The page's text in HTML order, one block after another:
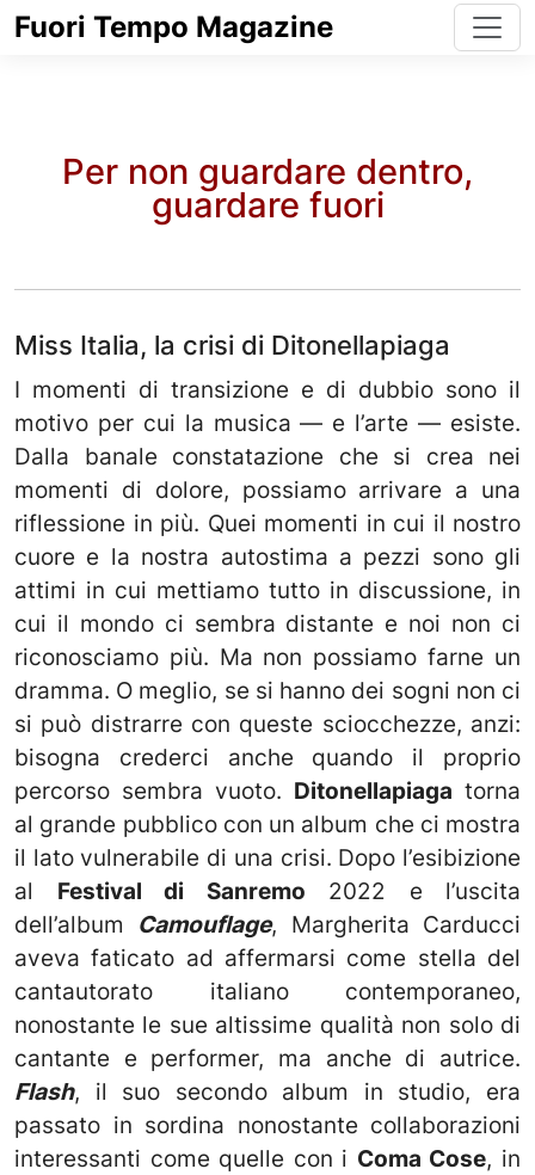
Fuori Tempo Magazine
Per non guardare dentro,
guardare fuori
Miss Italia, la crisi di Ditonellapiaga
I momenti di transizione e di dubbio sono il
motivo per cui la musica — e l’arte — esiste.
Dalla banale constatazione che si crea nei
momenti di dolore, possiamo arrivare a una
riflessione in più. Quei momenti in cui il nostro
cuore e la nostra autostima a pezzi sono gli
attimi in cui mettiamo tutto in discussione, in
cui il mondo ci sembra distante e noi non ci
riconosciamo più. Ma non possiamo farne un
dramma. O meglio, se si hanno dei sogni non ci
si può distrarre con queste sciocchezze, anzi:
bisogna crederci anche quando il proprio
percorso sembra vuoto. Ditonellapiaga torna
al grande pubblico con un album che ci mostra
il lato vulnerabile di una crisi. Dopo l’esibizione
al Festival di Sanremo 2022 e l’uscita
dell’album Camouflage, Margherita Carducci
aveva faticato ad affermarsi come stella del
cantautorato italiano contemporaneo,
nonostante le sue altissime qualità non solo di
cantante e performer, ma anche di autrice.
Flash, il suo secondo album in studio, era
passato in sordina nonostante collaborazioni
interessanti come quelle con i Coma Cose, in